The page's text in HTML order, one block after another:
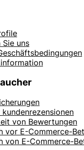
Sie uns
von Bewertungen
vor E-Commerce-
von E-Commerce-